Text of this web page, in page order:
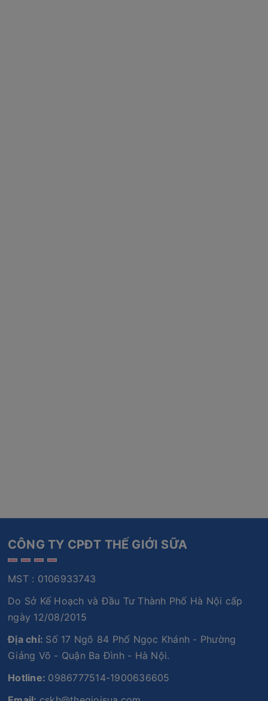
CÔNG TY CPĐT THẾ GIỚI SỮA
MST : 0106933743
Do Sở Kế Hoạch và Đầu Tư Thành Phố Hà Nội cấp
ngày 12/08/2015
Địa chỉ: Số 17 Ngõ 84 Phố Ngọc Khánh - Phường
Giảng Võ - Quận Ba Đình - Hà Nội.
Hotline: 0986777514-1900636605